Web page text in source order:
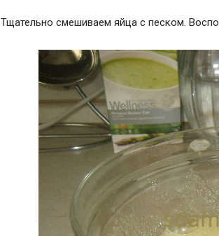
Тщательно смешиваем яйца с песком.